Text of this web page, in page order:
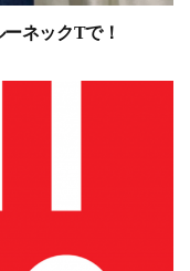
ネックTで！